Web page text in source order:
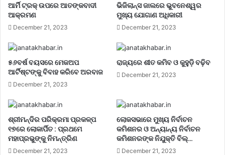
ଆର୍ମି ଟ୍ରକ୍ ଉପରେ ଆତଙ୍କବାଦୀ
ଆକ୍ରମଣ
December 21, 2023
ଭିଜିଲାନ୍ସ ଜାଲରେ ଭୁବନେଶ୍ୱର
ମୁଖ୍ୟ ଯୋଗାଣ ଅଧିକାରୀ
December 21, 2023
୫୬ବର୍ଷ ବୟସରେ ମେକଅପ
ଆର୍ଟିଷ୍ଟଙ୍କୁ ବିବାହ କରିବେ ଅରବାଜ
December 21, 2023
ରାଜ୍ୟରେ ଶୀତ କମିବ ଓ କୁହୁଡ଼ି ବଢ଼ିବ
December 21, 2023
ଶ୍ରୀମନ୍ଦିର ପରିକ୍ରମା ପ୍ରକଳ୍ପ
୧୭ରେ ଲୋକାର୍ପିତ : ପ୍ରଥମେ
ମହାପ୍ରଭୁଙ୍କୁ ନିମନ୍ତ୍ରିଣ
December 21, 2023
ଲୋକସଭାରେ ମୁଖ୍ୟ ନିର୍ବାଚନ
କମିଶନର ଓ ଅନ୍ୟାନ୍ୟ ନିର୍ବାଚନ
କମିଶନରଙ୍କ ନିଯୁକ୍ତି ବିଲ୍…
December 21, 2023